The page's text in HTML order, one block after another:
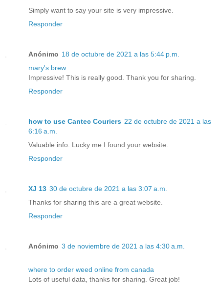
Simply want to say your site is very impressive.
Responder
Anónimo 18 de octubre de 2021 a las 5:44 p.m.
mary's brew
Impressive! This is really good. Thank you for sharing.
Responder
how to use Cantec Couriers 22 de octubre de 2021 a las
6:16 a.m.
Valuable info. Lucky me I found your website.
Responder
XJ 13 30 de octubre de 2021 a las 3:07 a.m.
Thanks for sharing this are a great website.
Responder
Anónimo 3 de noviembre de 2021 a las 4:30 a.m.
where to order weed online from canada
Lots of useful data, thanks for sharing. Great job!